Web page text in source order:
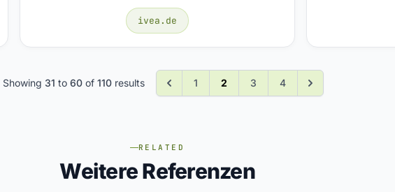
ivea.de
Showing 31 to 60of 110results 1 2 3 4
RELATED
Weitere Referenzen